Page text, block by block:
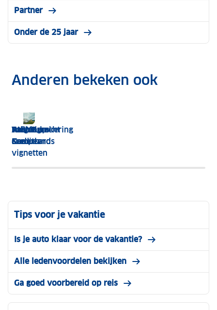
Partner
Onder de 25 jaar
Anderen bekeken ook
Tolbadges
&
vignetten
Wegenwacht
Nederland
ANWB
Creditcards
Reisverzekering
Pechhulp
Camper
Tips voor je vakantie
Is je auto klaar voor de vakantie?
Alle ledenvoordelen bekijken
Ga goed voorbereid op reis